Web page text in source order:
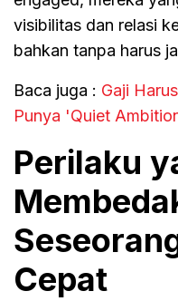
visibilitas dan relasi
bahkan tanpa harus
Baca juga : Gaji
Punya 'Quiet
Perilaku
Cepat